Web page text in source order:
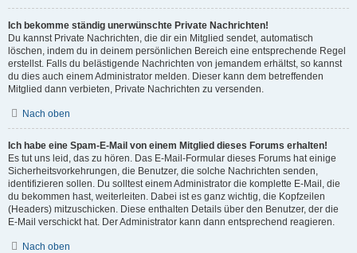
Ich bekomme ständig unerwünschte Private Nachrichten!
Du kannst Private Nachrichten, die dir ein Mitglied sendet, automatisch
löschen, indem du in deinem persönlichen Bereich eine entsprechende Regel
erstellst. Falls du belästigende Nachrichten von jemandem erhältst, so kannst
du dies auch einem Administrator melden. Dieser kann dem betreffenden
Mitglied dann verbieten, Private Nachrichten zu versenden.
Nach oben
Ich habe eine Spam-E-Mail von einem Mitglied dieses Forums erhalten!
Es tut uns leid, das zu hören. Das E-Mail-Formular dieses Forums hat einige
Sicherheitsvorkehrungen, die Benutzer, die solche Nachrichten senden,
identifizieren sollen. Du solltest einem Administrator die komplette E-Mail, die
du bekommen hast, weiterleiten. Dabei ist es ganz wichtig, die Kopfzeilen
(Headers) mitzuschicken. Diese enthalten Details über den Benutzer, der die
E-Mail verschickt hat. Der Administrator kann dann entsprechend reagieren.
Nach oben